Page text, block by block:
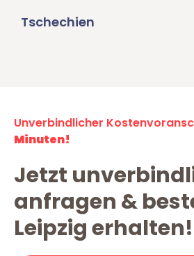
Tschechien
Unverbindlicher
Minuten!
Jetzt
anfragen &
Leipzig erhalten!